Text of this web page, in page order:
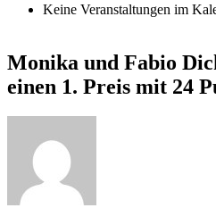
Keine Veranstaltungen im
Monika und Fabio
einen 1. Preis mit 24